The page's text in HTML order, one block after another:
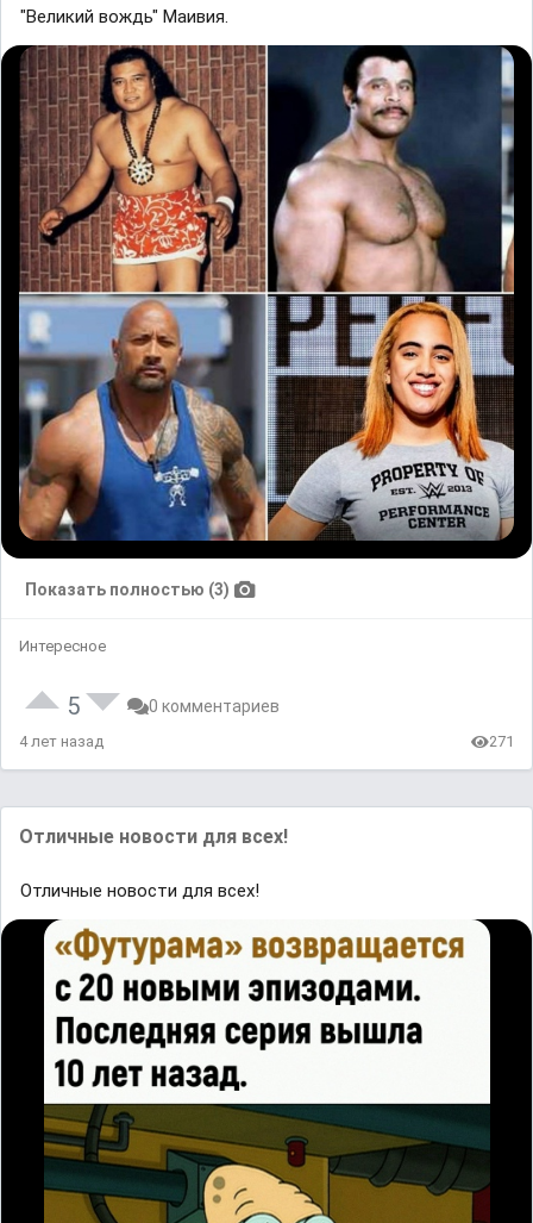
"Великий вождь" Маивия.
Показать полностью (3)
Интересное
5 0 комментариев
4 лет назад 271
Отличные новости для всех!
Отличные новости для всех!